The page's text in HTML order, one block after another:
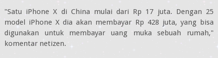
"Satu iPhone X di China mulai dari Rp 17 juta. Dengan 25
model iPhone X dia akan membayar Rp 428 juta, yang bisa
digunakan untuk membayar uang muka sebuah rumah,"
komentar netizen.